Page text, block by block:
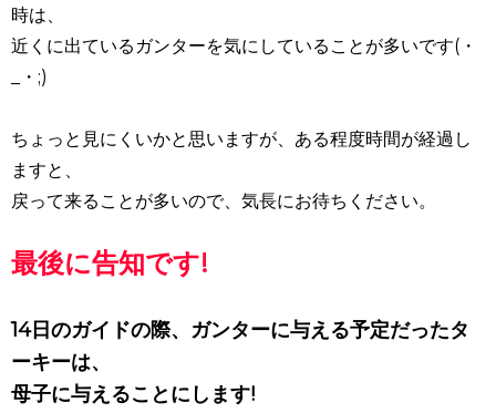
時は、
近くに出ているガンターを気にしていることが多いです(・
_・;)
ちょっと見にくいかと思いますが、ある程度時間が経過し
ますと、
戻って来ることが多いので、気長にお待ちください。
最後に告知です!
14日のガイドの際、ガンターに与える予定だったタ
ーキーは、
母子に与えることにします!